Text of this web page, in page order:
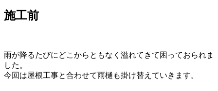
施工前
雨が降るたびにどこからともなく溢れてきて困っておられま
した。
今回は屋根工事と合わせて雨樋も掛け替えていきます。